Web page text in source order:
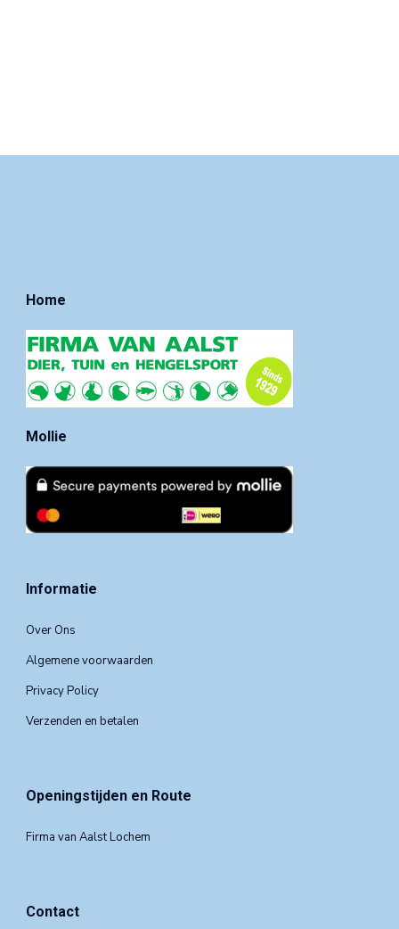
Home
Mollie
Informatie
Over Ons
Algemene voorwaarden
Privacy Policy
Verzenden en betalen
Openingstijden en Route
Firma van Aalst Lochem
Contact